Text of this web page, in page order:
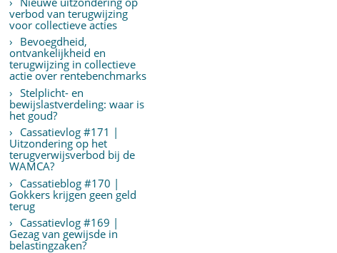
verbod van terugwijzing
voor collectieve acties
Bevoegdheid,
ontvankelijkheid en
terugwijzing in collectieve
actie over rentebenchmarks
Stelplicht- en
bewijslastverdeling: waar is
het goud?
Cassatievlog #171 |
Uitzondering op het
terugverwijsverbod bij de
WAMCA?
Cassatieblog #170 |
Gokkers krijgen geen geld
terug
Cassatievlog #169 |
Gezag van gewijsde in
belastingzaken?